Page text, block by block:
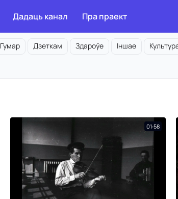
Дадаць канал Пра праект
Гумар Дзеткам Здароўе Іншае
01:58